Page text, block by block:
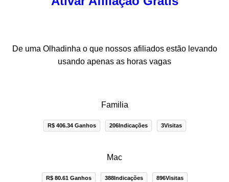
De uma Olhadinha o que nossos afiliados estão levando
usando apenas as horas vagas
Familia
R$ 406.34 Ganhos 206Indicações 3Visitas
Mac
R$ 80.61 Ganhos 388Indicações 896Visitas